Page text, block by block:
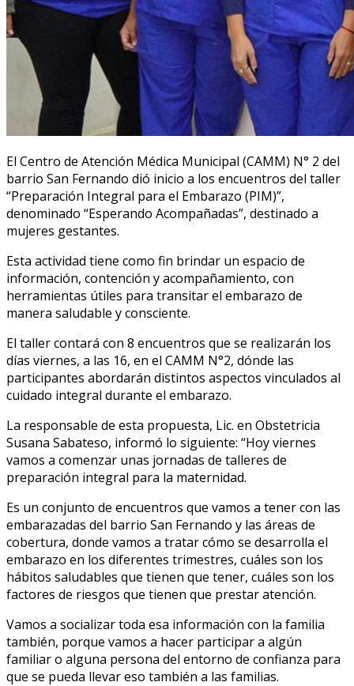
El Centro de Atención Médica Municipal (CAMM) N° 2 del
barrio San Fernando dió inicio a los encuentros del taller
“Preparación Integral para el Embarazo (PIM)”,
denominado “Esperando Acompañadas”, destinado a
mujeres gestantes.
Esta actividad tiene como fin brindar un espacio de
información, contención y acompañamiento, con
herramientas útiles para transitar el embarazo de
manera saludable y consciente.
El taller contará con 8 encuentros que se realizarán los
días viernes, a las 16, en el CAMM N°2, dónde las
participantes abordarán distintos aspectos vinculados al
cuidado integral durante el embarazo.
La responsable de esta propuesta, Lic. en Obstetricia
Susana Sabateso, informó lo siguiente: “Hoy viernes
vamos a comenzar unas jornadas de talleres de
preparación integral para la maternidad.
Es un conjunto de encuentros que vamos a tener con las
embarazadas del barrio San Fernando y las áreas de
cobertura, donde vamos a tratar cómo se desarrolla el
embarazo en los diferentes trimestres, cuáles son los
hábitos saludables que tienen que tener, cuáles son los
factores de riesgos que tienen que prestar atención.
Vamos a socializar toda esa información con la familia
también, porque vamos a hacer participar a algún
familiar o alguna persona del entorno de confianza para
que se pueda llevar eso también a las familias.